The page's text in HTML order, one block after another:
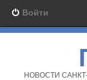
Войти
НОВОСТИ